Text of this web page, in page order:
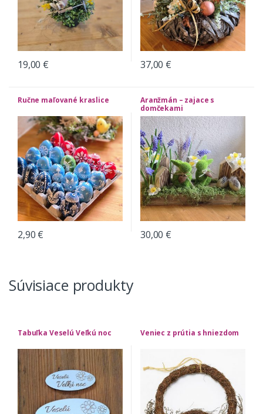
19,00 € 37,00 €
Ručne maľované kraslice
2,90 €
Aranžmán – zajace s
domčekami
30,00 €
Súvisiace produkty
Tabuľka Veselú Veľkú noc Veniec z prútia s hniezdom